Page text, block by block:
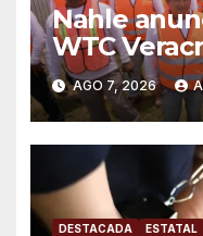
Nahle
WTC
solución
AGO 7, 2026
DESTACADA ESTATAL